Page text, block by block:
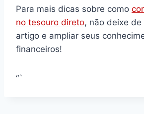
Para mais dicas sobre como
no tesouro direto, não deixe
artigo e ampliar seus
financeiros!
“`